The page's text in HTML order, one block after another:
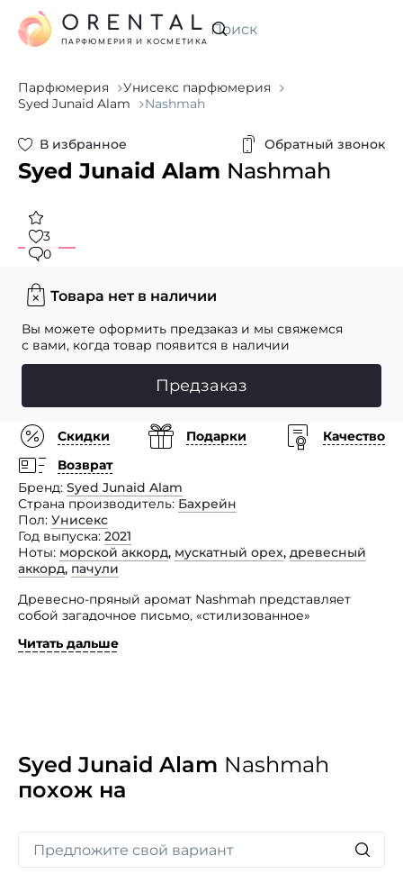
Искать
ORENTAL
ПАРФЮМЕРИЯ И КОСМЕТИКА
Парфюмерия
Унисекс парфюмерия
Syed Junaid Alam
Nashmah
В избранное Обратный звонок
Syed Junaid Alam Nashmah
3
0
Товара нет в наличии
Вы можете оформить предзаказ и мы свяжемся
с вами, когда товар появится в наличии
Предзаказ
Скидки Подарки
Качество
Возврат
Бренд Syed Junaid Alam
Страна производитель Бахрейн
Пол Унисекс
Год выпуска 2021
Ноты морской аккорд, мускатный орех, древесный
аккорд, пачули
Древесно-пряный аромат Nashmah представляет
собой загадочное письмо, «стилизованное»
в контрасте с эфирным маслом уда разыгрывают
разнообразно обширную, смолистую арию, в которой
слышатся аккорды травяного мыла и отблески пачули.
Читать дальше
Syed Junaid Alam Nashmah
похож на